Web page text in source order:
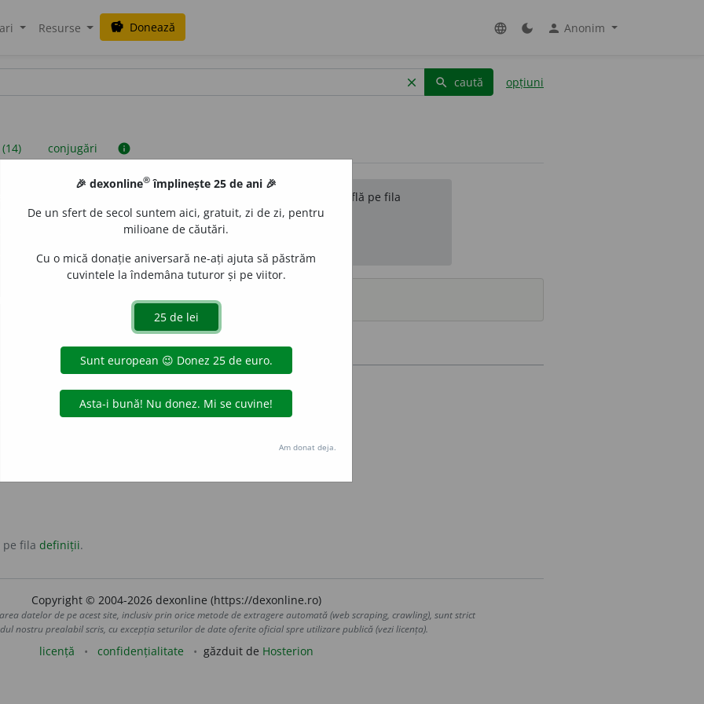
Resurse savings Donează language dark_mode person Anonim
clear search caută opțiuni
conjugări info
sunt compilate de echipa dexonline. Definițiile originale se află pe fila
reordona filele pe pagina depreferințe.
surse
pe fila definiții.
Copyright © 2004-2026 dexonline (https://dexonline.ro)
datelor de pe acest site, inclusiv prin orice metode de extragere automată (web scraping, crawling), sunt strict
nostru prealabil scris, cu excepția seturilor de date oferite oficial spre utilizare publică (vezi licența).
licență confidențialitate găzduit de Hosterion
🎉 dexonline® împlinește 25 de ani 🎉
De un sfert de secol suntem aici, gratuit, zi de zi, pentru
milioane de căutări.
Cu o mică donație aniversară ne-ați ajuta să păstrăm
cuvintele la îndemâna tuturor și pe viitor.
Am donat deja.